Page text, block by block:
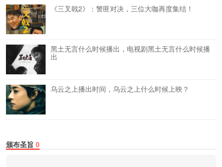
《三叉戟2》：警匪对决，三位大咖再度集结！
黑土无言什么时候播出，电视剧黑土无言什么时候播
出
乌云之上播出时间，乌云之上什么时候上映？
颁布圣旨 0